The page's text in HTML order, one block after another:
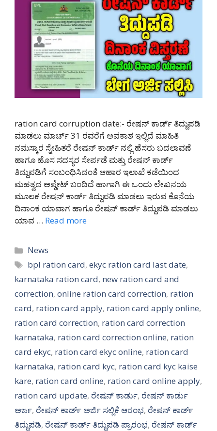
ration card corruption date:- ರೇಷನ್ ಕಾರ್ಡ್ ತಿದ್ದುಪಡಿ
ಮಾಡಲು ಮಾರ್ಚ್ 31 ರವರೆಗೆ ಅವಕಾಶ ಇಲ್ಲಿದೆ ಮಾಹಿತಿ
ನಮಸ್ಕಾರ ಸ್ನೇಹಿತರೆ ರೇಷನ್ ಕಾರ್ಡ್ ನಲ್ಲಿ ಹೆಸರು ಬದಲಾವಣೆ
ಹಾಗೂ ಹೊಸ ಸದಸ್ಯರ ಸೇರ್ಪಡೆ ಮತ್ತು ರೇಷನ್ ಕಾರ್ಡ್
ತಿದ್ದುಪಡಿಗೆ ಸಂಬಂಧಿಸಿದಂತೆ ಆಹಾರ ಇಲಾಖೆ ಕಡೆಯಿಂದ
ಮಹತ್ವದ ಅಪ್ಡೇಟ್ ಬಂದಿದೆ ಹಾಗಾಗಿ ಈ ಒಂದು ಲೇಖನಯ
ಮೂಲಕ ರೇಷನ್ ಕಾರ್ಡ್ ತಿದ್ದುಪಡಿ ಮಾಡಲು ಇರುವ ಕೊನೆಯ
ದಿನಾಂಕ ಯಾವಾಗ ಹಾಗೂ ರೇಷನ್ ಕಾರ್ಡ್ ತಿದ್ದುಪಡಿ ಮಾಡಲು
ಯಾವ … Read more
Categories
News
Tags
bpl ration card,ekyc ration card last date,
karnataka ration card, new ration card and
correction, online ration card correction, ration
card, ration card apply, ration card apply online,
ration card correction, ration card correction
karnataka, ration card correction online, ration
card ekyc, ration card ekyc online, ration card
karnataka, ration card kyc, ration card kyc kaise
kare, ration card online, ration card online apply,
ration card update, ರೇಷನ್ ಕಾರ್ಡು, ರೇಷನ್ ಕಾರ್ಡು
ಅರ್ಜ, ರೇಷನ್ ಕಾರ್ಡ್ ಅರ್ಜಿ ಸಲ್ಲಿಕೆ ಆರಂಭ, ರೇಷನ್ ಕಾರ್ಡ್
ತಿದ್ದುಪಡಿ, ರೇಷನ್ ಕಾರ್ಡ್ ತಿದ್ದುಪಡಿ ಪ್ರಾರಂಭ, ರೇಷನ್ ಕಾರ್ಡ್